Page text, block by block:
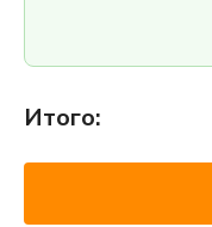
Итого: